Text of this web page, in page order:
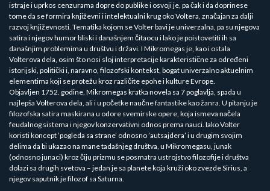
istraje i uprkos cenzurama dopre do publike i osvoji je, pa čak i da doprinese
tome da se formira književni i intelektualni krug oko Voltera, značajan za dalji
razvoj književnosti. Tematika kojom se Volter bavi je univerzalna, pa su njegova
satira i njegov humor bliski i današnjem čitaocu i lako je poistovetiti ih sa
današnjim problemima u društvu i državi. I Mikromegas je, kao i ostala
Volterova dela, osim što nosi sloj interpretacije karakteristične za određeni
istorijski, politički i, naravno, filozofski kontekst, bogat univerzalno aktuelnim
elementima koji se protežu kroz različite epohe i kulture Evrope.
Objavljen 1752. godine, Mikromegas kratka novela sa 7 poglavlja, spada u
najlepša Volterova dela, ali i u početke naučne fantastike kao žanra. U pitanju je
filozofska satira maskirana u odore svemirske opere, koja ismeva načela
feudalnog sistema i njegov konzervativni odnos prema nauci. Iako Volter
koristi koncept ’pogleda sa strane’ odnosno ’autsajdera’ i u drugim svojim
delima da bi ukazao na mane tadašnjeg društva, u Mikromegasu, junak
(odnosno junaci) kroz čiju prizmu se posmatra ustrojstvo filozofije i društva
dolazi sa drugih svetova – jedan je sa planete koja kruži oko zvezde Sirius, a
njegov saputnik je filozof sa Saturna.